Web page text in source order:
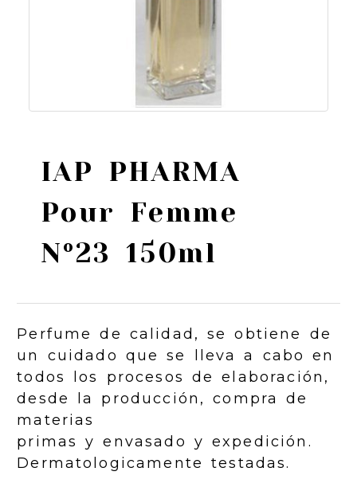
IAP PHARMA
Pour Femme
Nº23 150ml
Perfume de calidad, se obtiene de
un cuidado que se lleva a cabo en
todos los procesos de elaboración,
desde la producción, compra de
materias
primas y envasado y expedición.
Dermatologicamente testadas.